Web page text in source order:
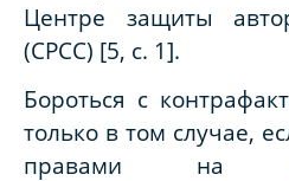
Центре защиты
(CPCC) [5, с. 1].
Бороться с
только в том случае,
правами на